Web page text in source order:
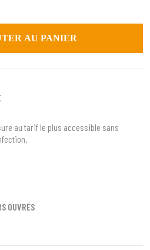
AU PANIER
OUVRÉS
au tarif le plus accessible sans